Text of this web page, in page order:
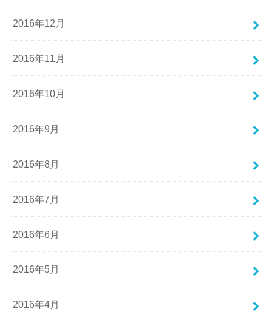
2016年12月
2016年11月
2016年10月
2016年9月
2016年8月
2016年7月
2016年6月
2016年5月
2016年4月